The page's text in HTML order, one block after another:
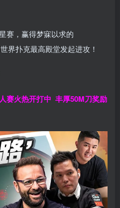
赛，赢得梦寐以求的
界扑克最高殿堂发起进攻！
赛火热开打中 丰厚50M刀奖励